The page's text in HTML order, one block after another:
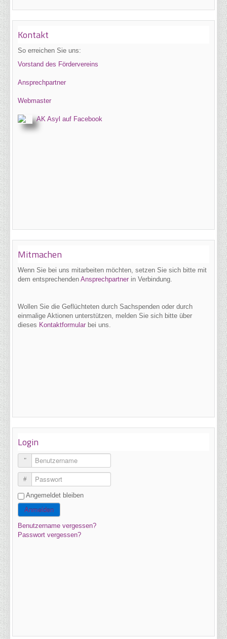
Kontakt
So erreichen Sie uns:
Vorstand des Fördervereins
Ansprechpartner
Webmaster
AK Asyl auf Facebook
Mitmachen
Wenn Sie bei uns mitarbeiten möchten, setzen Sie sich bitte mit
dem entsprechendenAnsprechpartner in Verbindung.
Wollen Sie die Geflüchteten durch Sachspenden oder durch
einmalige Aktionen unterstützen, melden Sie sich bitte über
dieses Kontaktformular bei uns.
Login
Benutzername
Passwort
Angemeldet bleiben
Anmelden
Benutzername vergessen?
Passwort vergessen?